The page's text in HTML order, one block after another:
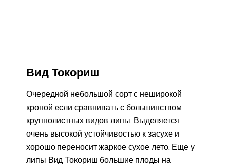
Вид Токориш
Очередной небольшой сорт с неширокой
кроной если сравнивать с большинством
крупнолистных видов липы. Выделяется
очень высокой устойчивостью к засухе и
хорошо переносит жаркое сухое лето. Еще у
липы Вид Токориш большие плоды на